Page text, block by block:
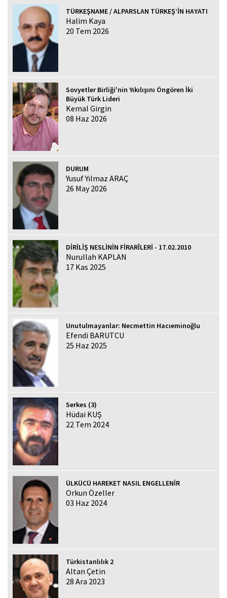
TÜRKEŞNAME / ALPARSLAN TÜRKEŞ’İN HAYATI
Halim Kaya
20 Tem 2026
Sovyetler Birliği'nin Yıkılışını Öngören İki
Büyük Türk Lideri
Kemal Girgin
08 Haz 2026
DURUM
Yusuf Yılmaz ARAÇ
26 May 2026
DİRİLİŞ NESLİNİN FİRARÎLERİ - 17.02.2010
Nurullah KAPLAN
17 Kas 2025
Unutulmayanlar: Necmettin Hacıeminoğlu
Efendi BARUTCU
25 Haz 2025
Serkes (3)
Hüdai KUŞ
22 Tem 2024
ÜLKÜCÜ HAREKET NASIL ENGELLENİR
Orkun Özeller
03 Haz 2024
Türkistanlılık 2
Altan Çetin
28 Ara 2023